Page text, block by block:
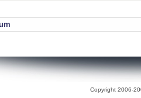
Copyright 2006-